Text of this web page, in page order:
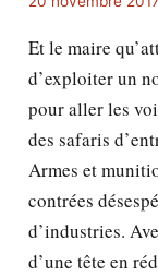
Et le maire
d’exploiter un
pour aller les
des safaris
Armes et
contrées
d’industries.
d’une tête en